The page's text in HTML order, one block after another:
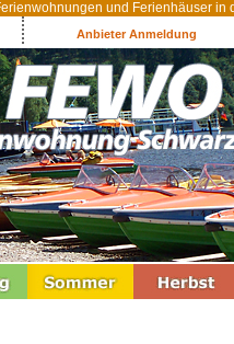
und Ferienhäuser in
Anbieter Anmeldung